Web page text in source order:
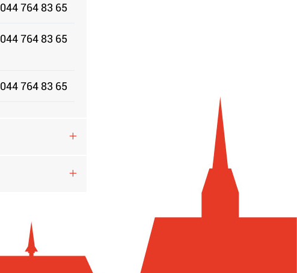
044 764 83 65
044 764 83 65
044 764 83 65